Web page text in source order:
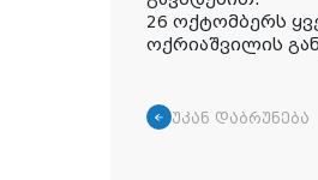
26 ოქტომბერს
ოქრიაშვილის
უკან დაბრუნება